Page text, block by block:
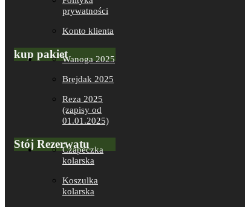
prywatności
Konto klienta
kup pakietWanoga 2025
Brejdak 2025
Reza 2025
(zapisy od
01.01.2025)
Stój Rezerwatu
Czapeczka
kolarska
Koszulka
kolarska